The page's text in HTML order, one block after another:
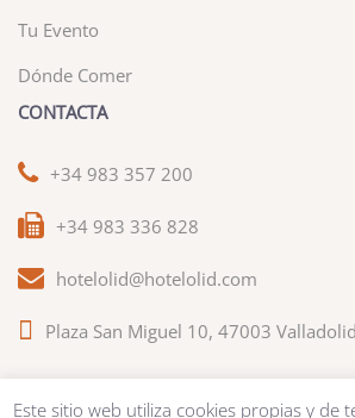
Tu Evento
Dónde Comer
CONTACTA
+34 983 357 200
+34 983 336 828
hotelolid@hotelolid.com
Plaza San Miguel 10, 47003 Valladolid
Este sitio web utiliza cookies propias y de